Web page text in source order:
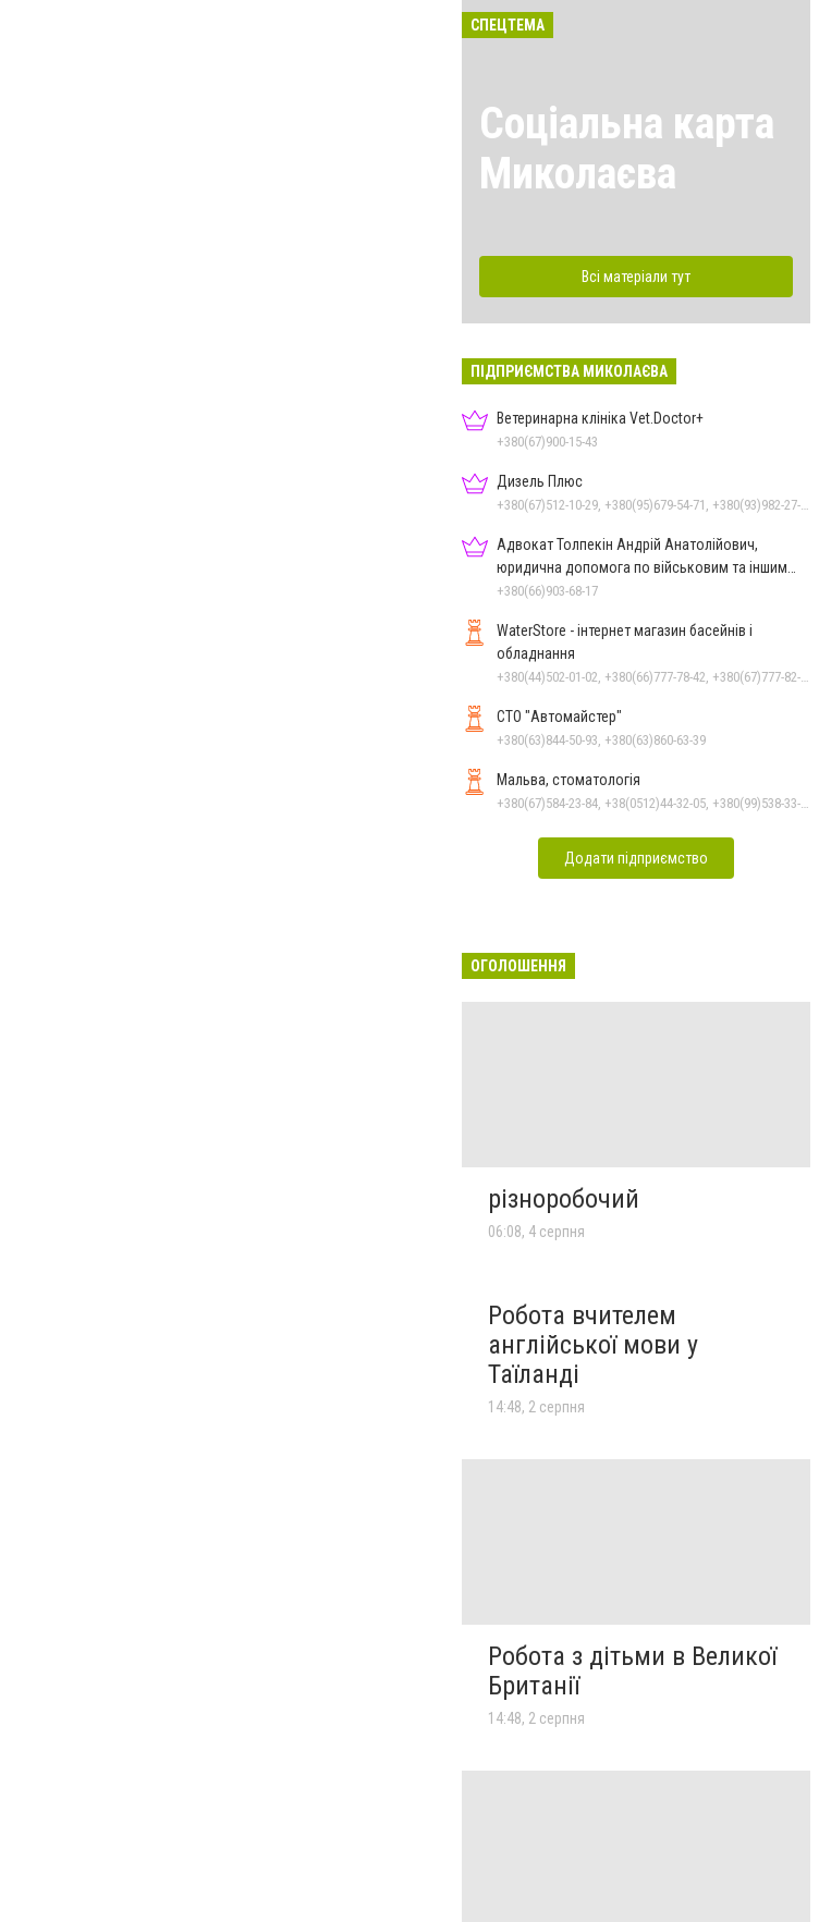
СПЕЦТЕМА
Соціальна карта
Миколаєва
Всі матеріали тут
ПІДПРИЄМСТВА МИКОЛАЄВА
Ветеринарна клініка Vet.Doctor+
+380(67)900-15-43
Дизель Плюс
Адвокат Толпекін Андрій Анатолійович,
юридична допомога по військовим та іншим
справам
+380(66)903-68-17
WaterStore - інтернет магазин басейнів і
обладнання
СТО "Автомайстер"
+380(63)844-50-93, +380(63)860-63-39
Мальва, стоматологія
Додати підприємство
ОГОЛОШЕННЯ
різноробочий
06:08, 4 серпня
Робота вчителем
англійської мови у
Таїланді
14:48, 2 серпня
Робота з дітьми в Великої
Британії
14:48, 2 серпня